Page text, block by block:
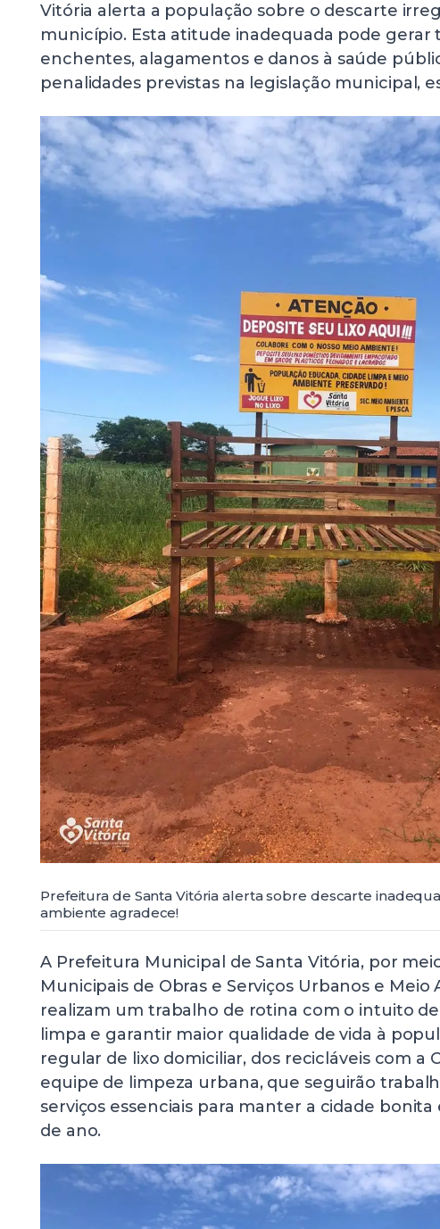
Vitória alerta a população sobre o descarte
município. Esta atitude inadequada pode gerar
enchentes, alagamentos e danos à saúde
penalidades previstas na legislação municipal,
Prefeitura de Santa Vitória alerta sobre descarte
ambiente agradece!
A Prefeitura Municipal de Santa Vitória, por
Municipais de Obras e Serviços Urbanos e Meio
realizam um trabalho de rotina com o intuito
limpa e garantir maior qualidade de vida à
regular de lixo domiciliar, dos recicláveis com a
equipe de limpeza urbana, que seguirão
serviços essenciais para manter a cidade
de ano.